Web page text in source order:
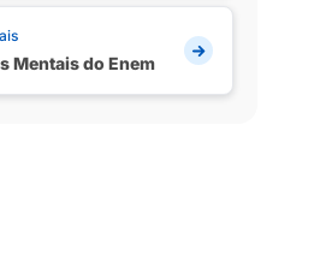
Mentais do Enem